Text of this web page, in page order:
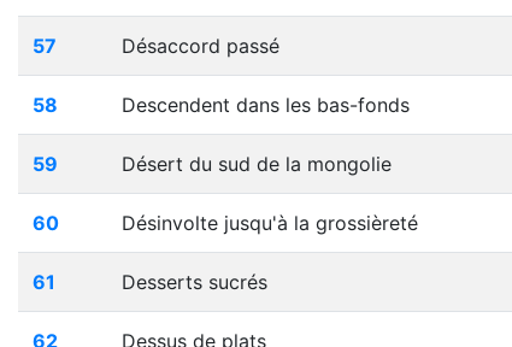
57 Désaccord passé
58 Descendent dans les bas-fonds
59 Désert du sud de la mongolie
60 Désinvolte jusqu'à la grossièreté
61 Desserts sucrés
62 Dessus de plats